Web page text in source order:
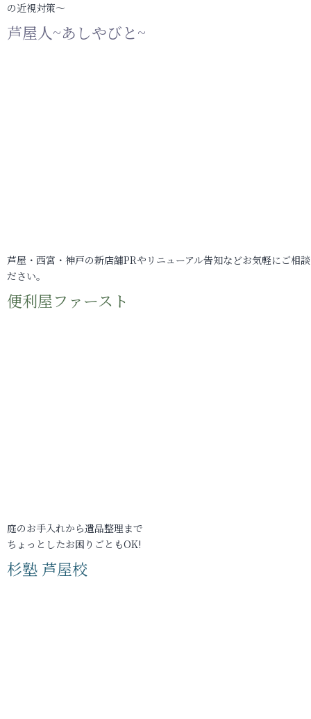
の近視対策～
芦屋人~あしやびと~
芦屋・西宮・神戸の新店舗PRやリニューアル告知などお気軽にご相
ださい。
便利屋ファースト
庭のお手入れから遺品整理まで
ちょっとしたお困りごともOK!
杉塾 芦屋校